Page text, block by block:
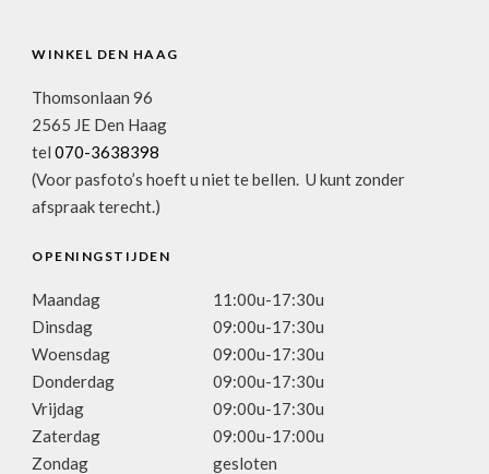
WINKEL DEN HAAG
Thomsonlaan 96
2565 JE Den Haag
tel 070-3638398
(Voor pasfoto’s hoeft u niet te bellen. U kunt zonder
afspraak terecht.)
OPENINGSTIJDEN
Maandag
11:00u-17:30u
Dinsdag
09:00u-17:30u
Woensdag
09:00u-17:30u
Donderdag
09:00u-17:30u
Vrijdag
09:00u-17:30u
Zaterdag
09:00u-17:00u
Zondag
gesloten